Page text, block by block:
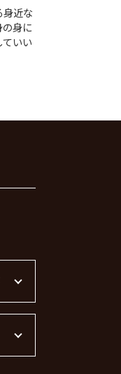
身近な
身に
いい